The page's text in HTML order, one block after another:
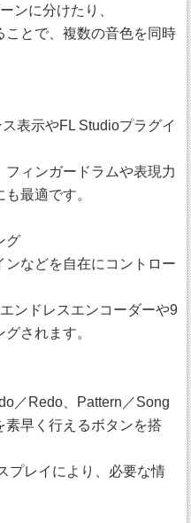
ンに分けたり、
とで、複数の音色を同時
表示やFL Studioプラグイ
ィンガードラムや表現力
最適です。
グ
ンなどを自在にコントロー
ンドレスエンコーダーや9
されます。
／Redo、Pattern／Song
素早く行えるボタンを搭
プレイにより、必要な情